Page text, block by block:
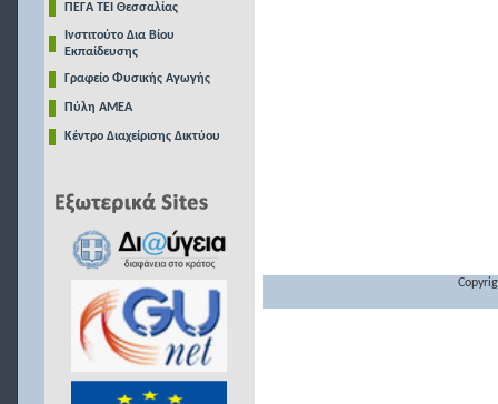
ΠΕΓΑ ΤΕΙ Θεσσαλίας
Ινστιτούτο Δια Βίου
Εκπαίδευσης
Γραφείο Φυσικής Αγωγής
Πύλη ΑΜΕΑ
Κέντρο Διαχείρισης Δικτύου